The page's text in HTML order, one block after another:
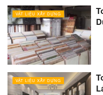
VẬT LIỆU XÂY DỰNG
VẬT LIỆU XÂY DỰNG